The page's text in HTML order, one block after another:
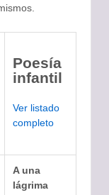
Poesía
infantil
Ver listado
completo
A una
lágrima